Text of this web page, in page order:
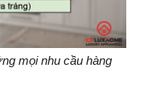
mọi nhu cầu hàng